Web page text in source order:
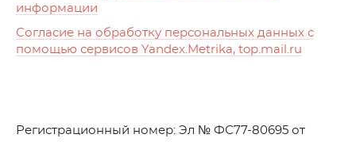
информации
Согласие на обработку персональных данных с
помощью сервисов Yandex.Metrika, top.mail.ru
Регистрационный номер: Эл № ФС77-80695 от